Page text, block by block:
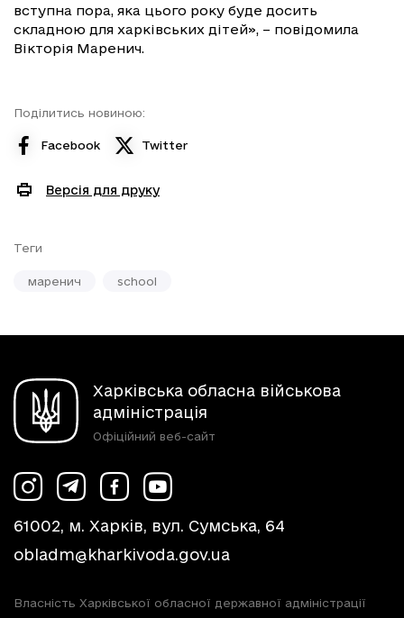
вступна пора, яка цього року буде досить
складною для харківських дітей», – повідомила
Вікторія Маренич.
Поділитись новиною:
Facebook Twitter
Версія для друку
Теги
маренич school
Харківська обласна військова
адміністрація
Офіційний веб-сайт
61002, м. Харків, вул. Сумська, 64
obladm@kharkivoda.gov.ua
Власність Харківської обласної державної адміністрації